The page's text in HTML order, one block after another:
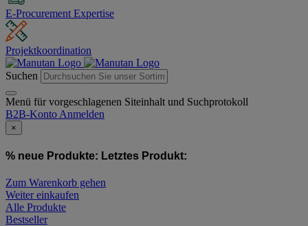
E-Procurement Expertise
Projektkoordination
Suchen
Menü für vorgeschlagenen Siteinhalt und Suchprotokoll
B2B-Konto Anmelden
×
% neue Produkte: Letztes Produkt:
Zum Warenkorb gehen
Weiter einkaufen
Alle Produkte
Bestseller